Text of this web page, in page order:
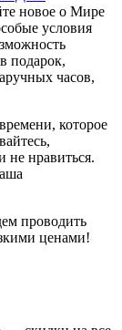
новое о Мире
условия
подарок,
часов,
которое
не нравиться.
проводить
ценами!